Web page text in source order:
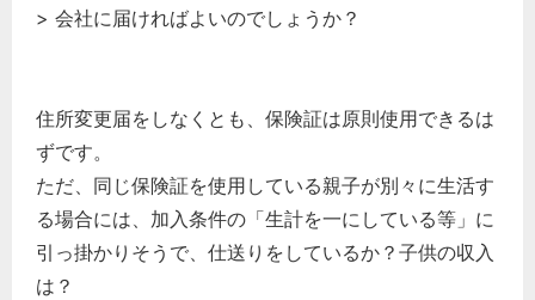
> 会社に届ければよいのでしょうか？
住所変更届をしなくとも、保険証は原則使用できるは
ずです。
ただ、同じ保険証を使用している親子が別々に生活す
る場合には、加入条件の「生計を一にしている等」に
引っ掛かりそうで、仕送りをしているか？子供の収入
は？